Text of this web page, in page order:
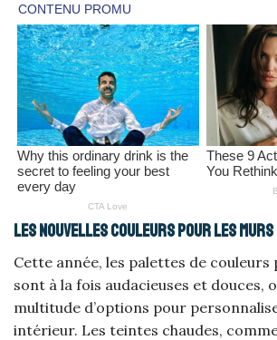
Les nouvelles couleurs pour les murs
Cette année, les palettes de couleurs
sont à la fois audacieuses et douces,
multitude d’options pour
intérieur. Les teintes chaudes,